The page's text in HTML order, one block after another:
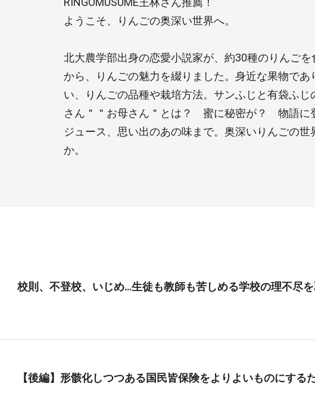
ようこそ、りんごの奥深い世界へ。
北大農学部出身の恋愛小説家が、約30種のりんご
から、りんごの魅力を綴りました。身近な果物で
い、りんごの品種や栽培方法。サンふじと有袋ふ
さん＂＂お母さん＂とは？ 蜜に秘密が？ 物語に
ジュース、思い出のあの味まで。奥深いりんごの
か。
校則、不登校、いじめ…生徒も教師も苦しめる学校の理不尽
【後編】形骸化しつつある国民皆保険をよりよいものにする